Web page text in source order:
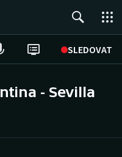
SLEDOVAT
- Sevilla